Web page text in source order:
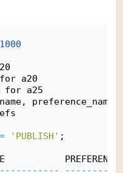
1000
a20
for a25
= 'PUBLISH' ;